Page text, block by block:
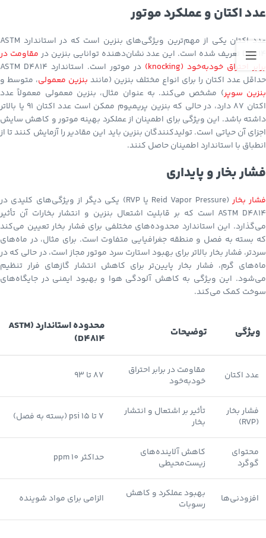
عدد اکتان و عملکرد موتور
عدد اکتان یکی از مهم‌ترین ویژگی‌های بنزین است که در استاندارد ASTM
D4814 تعریف شده است. این عدد نشان‌دهنده توانایی بنزین در
مقاومت در
برابر احتراق خودبه‌خود (knocking)
در موتور است. استاندارد ASTM D4814
حداقل عدد اکتان را برای انواع مختلف بنزین (مانند بنزین معمولی، متوسط و
بنزین سوپر) مشخص می‌کند. به عنوان مثال، بنزین معمولی معمولاً عدد
اکتان 87 دارد، در حالی که بنزین پریمیوم ممکن است عدد اکتان 91 یا بالاتر
داشته باشد. این ویژگی برای اطمینان از عملکرد بهینه موتور و کاهش سایش
اجزای آن حیاتی است. تولیدکنندگان بنزین باید این مقادیر را آزمایش کنند تا از
انطباق با استاندارد اطمینان حاصل کنند.
فشار بخار و پایداری
فشار بخار
(Reid Vapor Pressure یا RVP) یکی دیگر از ویژگی‌های کلیدی در
ASTM D4814 است که بر قابلیت اشتعال بنزین و انتشار بخارات آن تأثیر
می‌گذارد. این استاندارد محدوده‌های مختلفی برای فشار بخار تعیین می‌کند
که بسته به فصل و منطقه جغرافیایی متفاوت است. برای مثال، در ماه‌های
سردتر، فشار بخار بالاتر برای بهبود استارت سرد موتور مجاز است، در حالی که در
ماه‌های گرم، فشار بخار پایین‌تر برای کاهش انتشار گازهای فرار تنظیم
می‌شود. این ویژگی به کاهش آلودگی هوا و بهبود ایمنی در جایگاه‌های
سوخت کمک می‌کند.
ویژگی توضیحات
محدوده استاندارد (ASTM
D4814)
عدد اکتان
مقاومت در برابر احتراق
خودبه‌خود
87 تا 93
فشار بخار
(RVP)
تأثیر بر اشتعال و انتشار
بخار
7 تا 15 psi (بسته به فصل)
محتوای
گوگرد
کاهش آلاینده‌های
زیست‌محیطی
حداکثر 10 ppm
افزودنی‌ها
بهبود عملکرد و کاهش
رسوبات
الزامی برای مواد شوینده